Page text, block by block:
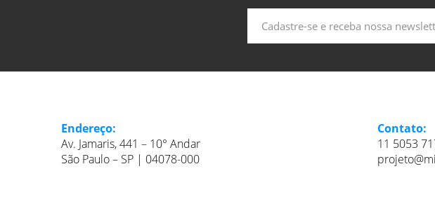
Endereço:
Av. Jamaris, 441 – 10° Andar
São Paulo – SP | 04078-000
Contato:
11 5053